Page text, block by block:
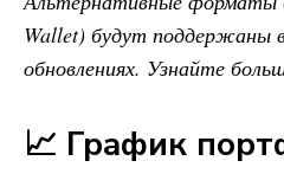
Wallet) будут поддержаны
обновлениях. Узнайте
📈 График